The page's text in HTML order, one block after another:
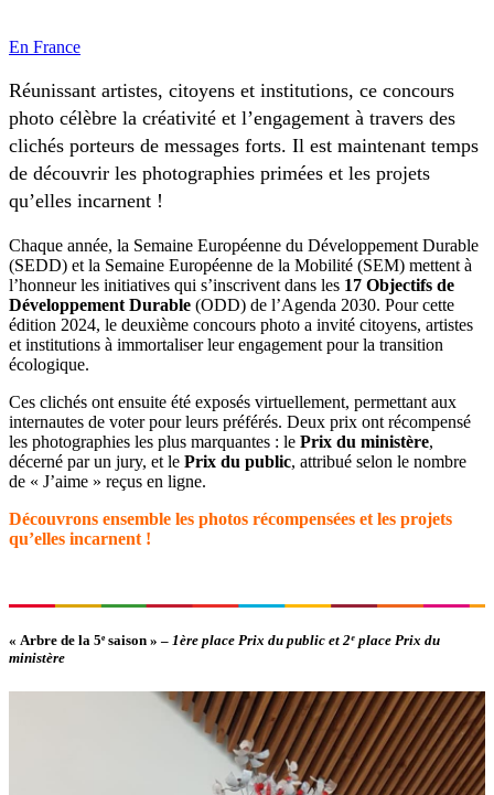
En France
Réunissant artistes, citoyens et institutions, ce concours
photo célèbre la créativité et l’engagement à travers des
clichés porteurs de messages forts. Il est maintenant temps
de découvrir les photographies primées et les projets
qu’elles incarnent !
Chaque année, la Semaine Européenne du Développement Durable
(SEDD) et la Semaine Européenne de la Mobilité (SEM) mettent à
l’honneur les initiatives qui s’inscrivent dans les 17 Objectifs de
Développement Durable (ODD) de l’Agenda 2030. Pour cette
édition 2024, le deuxième concours photo a invité citoyens, artistes
et institutions à immortaliser leur engagement pour la transition
écologique.
Ces clichés ont ensuite été exposés virtuellement, permettant aux
internautes de voter pour leurs préférés. Deux prix ont récompensé
les photographies les plus marquantes : le Prix du ministère,
décerné par un jury, et le Prix du public, attribué selon le nombre
de « J’aime » reçus en ligne.
Découvrons ensemble les photos récompensées et les projets
qu’elles incarnent !
« Arbre de la 5ᵉ saison » – 1ère place Prix du public et 2ᵉ place Prix du
ministère